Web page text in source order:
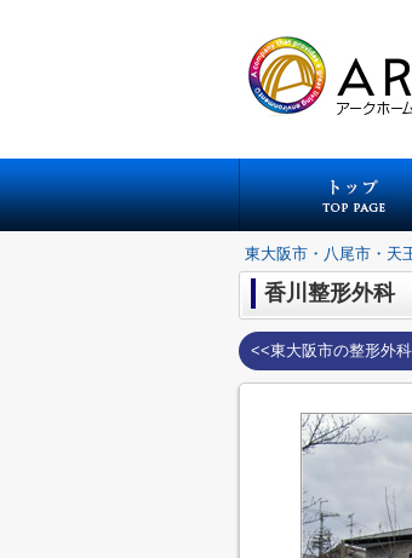
東大阪市・八尾市・天
香川整形外科
<<東大阪市の整形外